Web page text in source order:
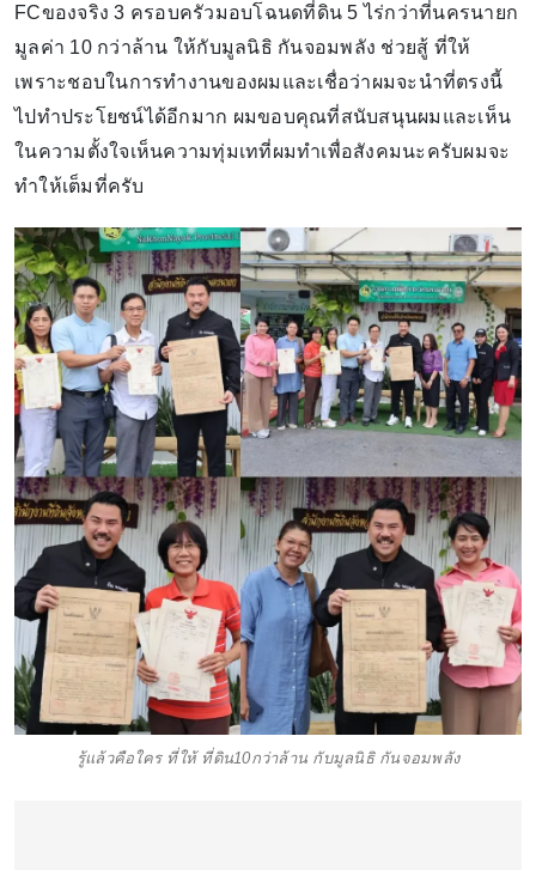
FCของจริง 3 ครอบครัวมอบโฉนดที่ดิน 5 ไร่กว่าที่นครนายก
มูลค่า 10 กว่าล้าน ให้กับมูลนิธิ กันจอมพลัง ช่วยสู้ ที่ให้
เพราะชอบในการทำงานของผมและเชื่อว่าผมจะนำที่ตรงนี้
ไปทำประโยชน์ได้อีกมาก ผมขอบคุณที่สนับสนุนผมและเห็น
ในความตั้งใจเห็นความทุ่มเทที่ผมทำเพื่อสังคมนะครับผมจะ
ทำให้เต็มที่ครับ
รู้แล้วคือใคร ที่ให้ ที่ดิน10กว่าล้าน กับมูลนิธิ กันจอมพลัง